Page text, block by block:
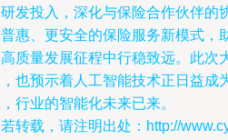
发投入，深化与保险合作伙伴的
惠、更安全的保险服务新模式，
质量发展征程中行稳致远。此次
也预示着人工智能技术正日益成
行业的智能化未来已来。
转载，请注明出处：http://